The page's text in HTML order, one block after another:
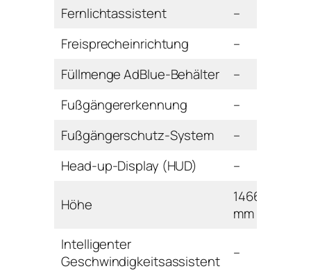
Fernlichtassistent
–
Freisprecheinrichtung
–
Füllmenge AdBlue-Behälter
–
Fußgängererkennung
–
Fußgängerschutz-System
–
Head-up-Display (HUD)
–
Höhe
1466
mm
Intelligenter
Geschwindigkeitsassistent
–